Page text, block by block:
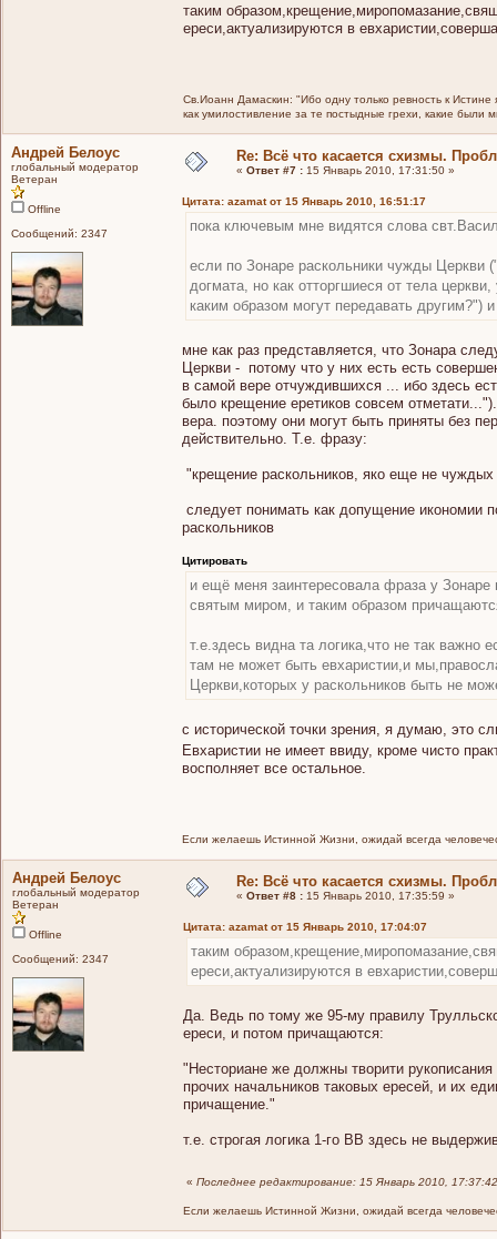
таким
ереси,актуализируются в
Св.Иоанн Дамаскин: "Ибо одну только ревность к
как умилостивление за те постыдные грехи, какие были
Андрей Белоус
глобальный модератор
Ветеран
Offline
Сообщений: 2347
Re: Всё что касается схизмы.
« Ответ #7 : 15 Январь 2010, 17:31:50 »
Цитата: azamat от 15 Январь 2010, 16:51:17
пока ключевым мне видятся слова
если по Зонаре раскольники чужды Церкви
догмата, но как отторгшиеся от тела
каким образом могут передавать
мне как раз представляется, что Зонара
Церкви - потому что у них есть есть
в самой вере отчуждившихся ... ибо здесь
было крещение еретиков совсем
вера. поэтому они могут быть приняты без
действительно. Т.е. фразу:
"крещение раскольников, яко еще не
следует понимать как допущение икономии
раскольников
Цитировать
и ещё меня заинтересовала фраза у Зонаре
святым миром, и таким образом
т.е.здесь видна та логика,что не так важно
там не может быть евхаристии,и
Церкви,которых у раскольников быть не
с исторической точки зрения, я думаю, это
Евхаристии не имеет ввиду, кроме чисто
восполняет все остальное.
Если желаешь Истинной Жизни, ожидай всегда
Андрей Белоус
глобальный модератор
Ветеран
Offline
Сообщений: 2347
Re: Всё что касается схизмы.
« Ответ #8 : 15 Январь 2010, 17:35:59 »
Цитата: azamat от 15 Январь 2010, 17:04:07
таким
ереси,актуализируются в
Да. Ведь по тому же 95-му правилу
ереси, и потом причащаются:
"Несториане же должны творити
прочих начальников таковых epeceй, и их
причащение."
т.е. строгая логика 1-го ВВ здесь не
« Последнее редактирование: 15 Январь 2010,
Если желаешь Истинной Жизни, ожидай всегда